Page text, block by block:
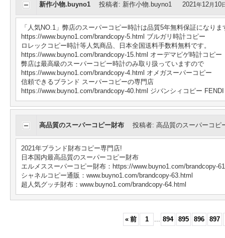
新作小物.buyno1 投稿者: 新作小物.buyno1 2021年12月 10
「人気NO.1」弊店のスーパーコピー時計は品質5年無料保証になりま
https://www.buyno1.com/brandcopy-5.html ブルガリ時計コピー
ロレックコピー時計等人気商品、日本全国送料手数料無料です。
https://www.buyno1.com/brandcopy-15.html オーデマピゲ時計コピー
弊店は最高級のスーパーコピー時計のみ取り扱っていますので
https://www.buyno1.com/brandcopy-4.html オメガスーパーコピー
信頼できるブランド スーパーコピーの専門店
https://www.buyno1.com/brandcopy-40.html ジバンシィコピー
高品質のスーパーコピー財布 投稿者: 高品質のスーパーコピ
2021年ブランド財布コピー専門店!
日本国内最高品質のスーパーコピー財布
エルメススーパーコピー財布：https://www.buyno1.com/brandcopy-
シャネルコピー通販：www.buyno1.com/brandcopy-63.html
超人気グッチ財布：www.buyno1.com/brandcopy-64.html
« 前 1 ... 894 895 896 897